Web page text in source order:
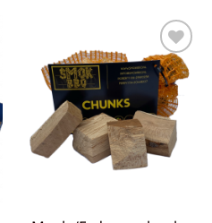
Toevoegen
aan
verlanglijst